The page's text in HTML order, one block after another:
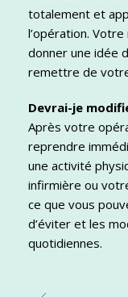
totalement et
l’opération.
donner une idée
remettre de
Devrai-je
Après votre
reprendre
une activité
infirmière ou
ce que vous
d’éviter et les
quotidiennes.